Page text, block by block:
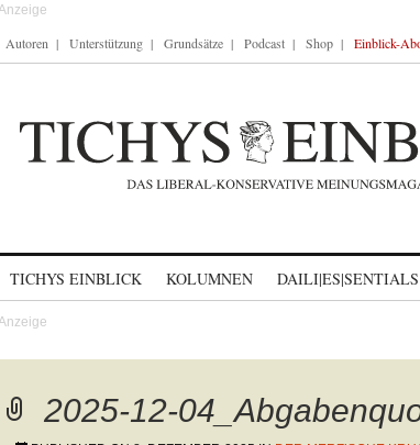
Autoren Unterstützung Grundsätze Podcast Shop Einblick-
TICHYS EINBLICK KOLUMNEN DAILI|ES|SENTIALS
2025-12-